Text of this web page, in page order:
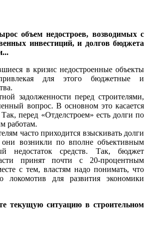
объем недостроев, возводимых с
инвестиций, и долгов бюджета
в кризис недостроенные объекты
для этого бюджетные и
задолженности перед строителями,
вопрос. В основном это касается
перед «Отделстроем» есть долги по
работам.
часто приходится взыскивать долги
они возникли по вполне объективным
недостаток средств. Так, бюджет
принят почти с 20-процентным
с тем, властям надо понимать, что
локомотив для развития экономики
текущую ситуацию в строительном